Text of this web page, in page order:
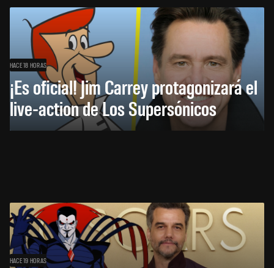
HACE 18 HORAS
¡Es oficial! Jim Carrey protagonizará el
live-action de Los Supersónicos
HACE 19 HORAS